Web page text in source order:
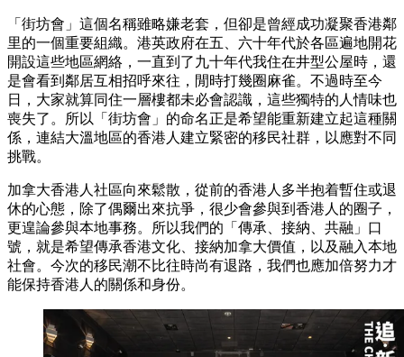
「街坊會」這個名稱雖略嫌老套，但卻是曾經成功凝聚香港鄰
里的一個重要組織。港英政府在五、六十年代於各區遍地開花
開設這些地區網絡，一直到了九十年代我住在井型公屋時，還
是會看到鄰居互相招呼來往，閒時打幾圈麻雀。不過時至今
日，大家就算同住一層樓都未必會認識，這些獨特的人情味也
喪失了。所以「街坊會」的命名正是希望能重新建立起這種關
係，連結大溫地區的香港人建立緊密的移民社群，以應對不同
挑戰。
加拿大香港人社區向來鬆散，從前的香港人多半抱着暫住或退
休的心態，除了偶爾出來抗爭，很少會參與到香港人的圈子，
更遑論參與本地事務。所以我們的「傳承、接納、共融」口
號，就是希望傳承香港文化、接納加拿大價值，以及融入本地
社會。今次的移民潮不比往時尚有退路，我們也應加倍努力才
能保持香港人的關係和身份。